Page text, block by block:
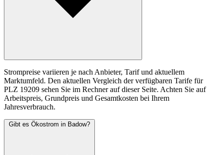
Strompreise variieren je nach Anbieter, Tarif und aktuellem
Marktumfeld. Den aktuellen Vergleich der verfügbaren Tarife für
PLZ 19209 sehen Sie im Rechner auf dieser Seite. Achten Sie auf
Arbeitspreis, Grundpreis und Gesamtkosten bei Ihrem
Jahresverbrauch.
Gibt es Ökostrom in Badow?